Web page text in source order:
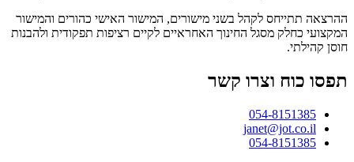
ההרצאה תתייחס לקהל בשני מישורים, המישור האישי כהורים והמישור
המקצועי כחלק מסגל החינוך האחראיים לקיים רציפות תפקודית ולהבנות
חוסן קהילתי.
תפסו כוח וצרו קשר
054-8151385
janet@jot.co.il
054-8151385